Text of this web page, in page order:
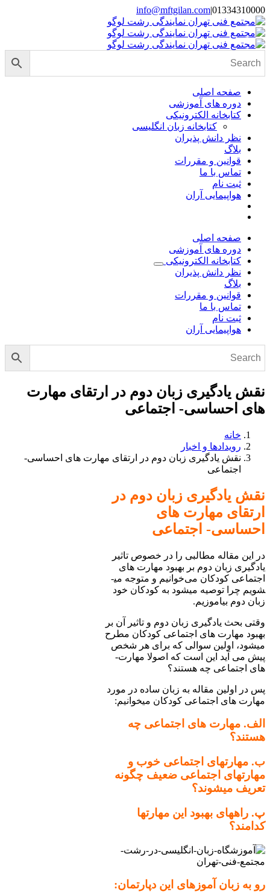
Skip
to
content
01334310000
|
info@mftgilan.com
Instagram
LinkedIn
صفحه اصلی
دوره های آموزشی
کتابخانه الکترونیکی
کتابخانه زبان انگلیسی
نظر دانش پذیران
بلاگ
قوانین و مقررات
تماس با ما
ثبت نام
هواپیمایی آران
صفحه اصلی
دوره های آموزشی
کتابخانه الکترونیکی
نظر دانش پذیران
بلاگ
قوانین و مقررات
تماس با ما
ثبت نام
هواپیمایی آران
نقش یادگیری زبان دوم در ارتقای مهارت
های احساسی- اجتماعی
خانه
رویدادها و اخبار
نقش یادگیری زبان دوم در ارتقای مهارت های احساسی-
اجتماعی
نقش یادگیری زبان دوم در
ارتقای مهارت های
احساسی- اجتماعی
در این مقاله مطالبی را در خصوص تاثیر
یادگیری زبان دوم بر بهبود مهارت­ های
اجتماعی کودکان می‌خوانیم و متوجه می­
شویم چرا توصیه می­شود به کودکان خود
زبان دوم بیاموزیم.­
وقتی بحث یادگیری زبان دوم و تاثیر آن بر
بهبود مهارت ­های اجتماعی کودکان مطرح
می­شود، اولین سوالی که برای هر شخص
پیش می­ آید این است که اصولا مهارت­
های اجتماعی چه هستند؟
پس در اولین مقاله به زبان ساده در مورد
مهارت ­های اجتماعی کودکان می­خوانیم:
الف. مهارت­ های اجتماعی چه
هستند؟
ب. مهارت­های اجتماعی خوب و
مهارت­های اجتماعی ضعیف چگونه
تعریف می­شوند؟
پ. راه­های بهبود این مهارت­ها
کدامند؟
رو به زبان آموزهای این دپارتمان: